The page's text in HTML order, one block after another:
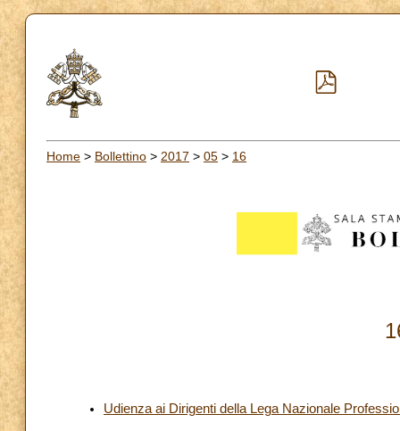
Home > Bollettino > 2017 > 05 > 16
Udienza ai Dirigenti della Lega Nazionale